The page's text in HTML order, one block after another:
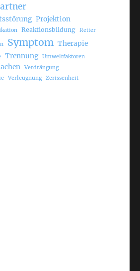
Projektion
Reaktionsbildung Retter
Symptom Therapie
Trennung
Umweltfaktoren
Verdrängung
Verleugnung Zerissenheit